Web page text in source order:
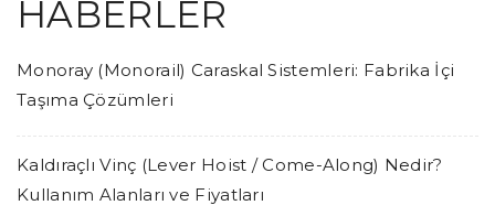
HABERLER
Monoray (Monorail) Caraskal Sistemleri: Fabrika İçi
Taşıma Çözümleri
Kaldıraçlı Vinç (Lever Hoist / Come-Along) Nedir?
Kullanım Alanları ve Fiyatları